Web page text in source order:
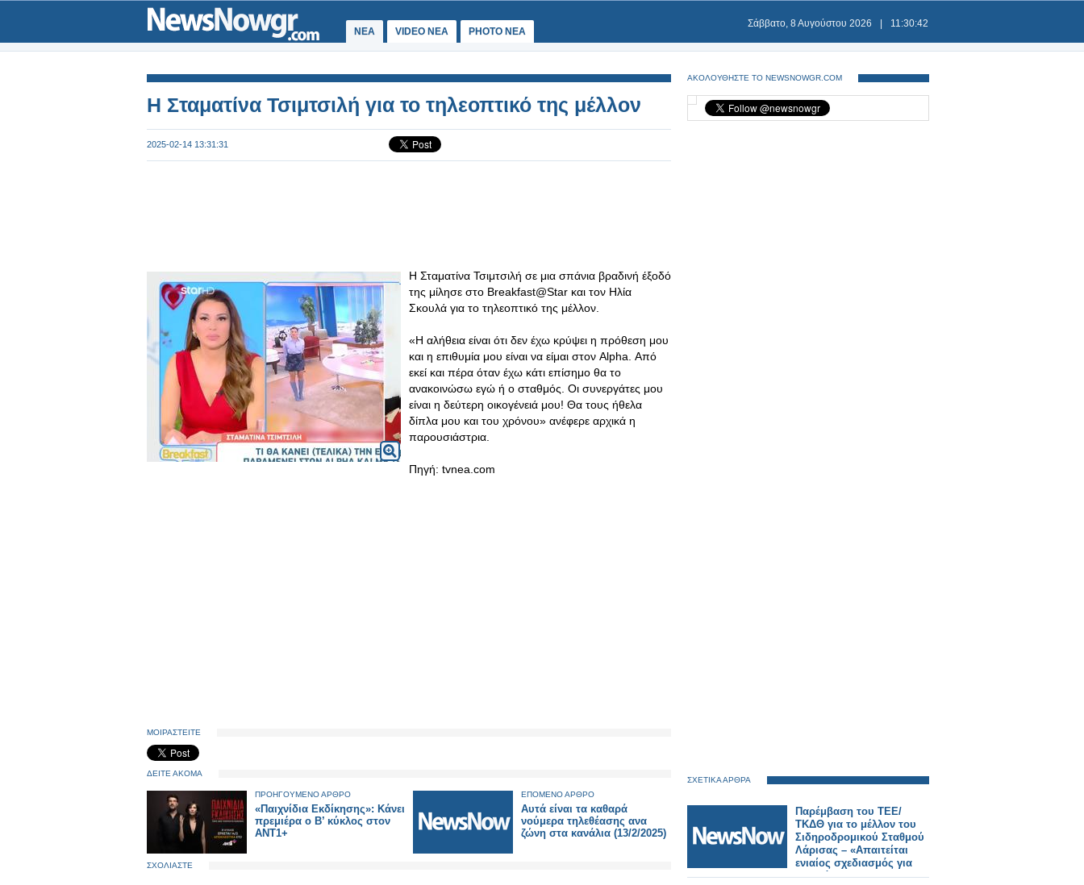
ΝΕΑ VIDEO NEA PHOTO NEA
Σάββατο, 8 Αυγούστου 2026 11:30:42
H Σταματίνα Τσιμτσιλή για το τηλεοπτικό της μέλλον
2025-02-14 13:31:31
H Σταματίνα Τσιμτσιλή σε μια σπάνια βραδινή έξοδό
της μίλησε στο Breakfast@Star και τον Ηλία
Σκουλά για το τηλεοπτικό της μέλλον.
«Η αλήθεια είναι ότι δεν έχω κρύψει η πρόθεση μου
και η επιθυμία μου είναι να είμαι στον Alpha. Από
εκεί και πέρα όταν έχω κάτι επίσημο θα το
ανακοινώσω εγώ ή ο σταθμός. Οι συνεργάτες μου
είναι η δεύτερη οικογένειά μου! Θα τους ήθελα
δίπλα μου και του χρόνου» ανέφερε αρχικά η
παρουσιάστρια.
Πηγή: tvnea.com
ΜΟΙΡΑΣΤΕΙΤΕ
ΔΕΙΤΕ ΑΚΟΜΑ
ΠΡΟΗΓΟΥΜΕΝΟ ΑΡΘΡΟ
«Παιχνίδια Εκδίκησης»: Κάνει
πρεμιέρα ο Β’ κύκλος στον
ΑΝΤ1+
ΕΠΟΜΕΝΟ ΑΡΘΡΟ
Αυτά είναι τα καθαρά
νούμερα τηλεθέασης ανα
ζώνη στα κανάλια (13/2/2025)
ΣΧΟΛΙΑΣΤΕ
ΑΚΟΛΟΥΘΗΣΤΕ ΤΟ NEWSNOWGR.COM
ΣΧΕΤΙΚΑ ΑΡΘΡΑ
Παρέμβαση του ΤΕΕ/
ΤΚΔΘ για το μέλλον του
Σιδηροδρομικού Σταθμού
Λάρισας – «Απαιτείται
ενιαίος σχεδιασμός για
την πόλη».